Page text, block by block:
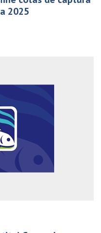
2025